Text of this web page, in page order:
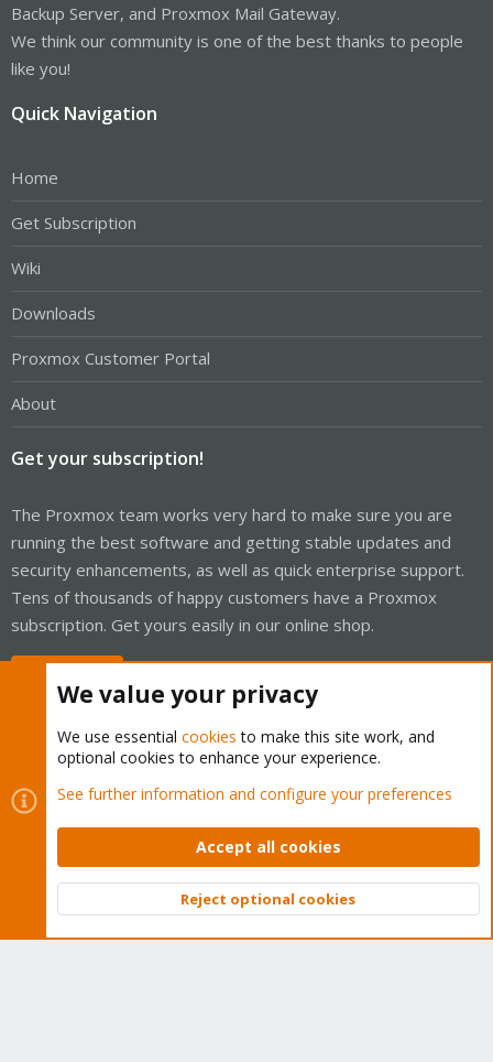
Backup Server, and Proxmox Mail Gateway.
We think our community is one of the best thanks to people
like you!
Quick Navigation
Home
Get Subscription
Wiki
Downloads
Proxmox Customer Portal
About
Get your subscription!
The Proxmox team works very hard to make sure you are
running the best software and getting stable updates and
security enhancements, as well as quick enterprise support.
Tens of thousands of happy customers have a Proxmox
subscription. Get yours easily in our online shop.
Cookies
Proxmox Support Forum - Light Mode
Contact us
Terms and rules Privacy policy Help Home
Community platform by XenForo © 2010-2026 XenForo Ltd.
Top
We value your privacy
We use essential cookies to make this site work, and
optional cookies to enhance your experience.
See further information and configure your preferences
Accept all cookies
Reject optional cookies